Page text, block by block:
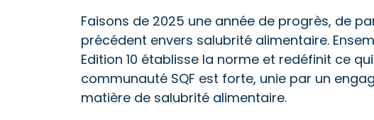
Faisons de 2025 une année de progrès, de
précédent envers salubrité alimentaire.
Edition 10 établisse la norme et redéfinit ce
communauté SQF est forte, unie par un
matière de salubrité alimentaire.